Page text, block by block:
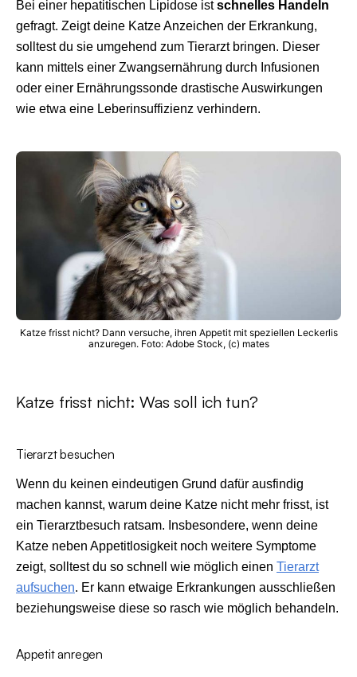
Bei einer hepatitischen Lipidose istschnelles Handeln
gefragt. Zeigt deine Katze Anzeichen der Erkrankung,
solltest du sie umgehend zum Tierarzt bringen. Dieser
kann mittels einer Zwangsernährung durch Infusionen
oder einer Ernährungssonde drastische Auswirkungen
wie etwa eine Leberinsuffizienz verhindern.
Katze frisst nicht? Dann versuche, ihren Appetit mit speziellen Leckerlis
anzuregen. Foto: Adobe Stock, (c) mates
Katze frisst nicht: Was soll ich tun?
Tierarzt besuchen
Wenn du keinen eindeutigen Grund dafür ausfindig
machen kannst, warum deine Katze nicht mehr frisst, ist
ein Tierarztbesuch ratsam. Insbesondere, wenn deine
Katze neben Appetitlosigkeit noch weitere Symptome
zeigt, solltest du so schnell wie möglich einen Tierarzt
aufsuchen. Er kann etwaige Erkrankungen ausschließen
beziehungsweise diese so rasch wie möglich behandeln.
Appetit anregen